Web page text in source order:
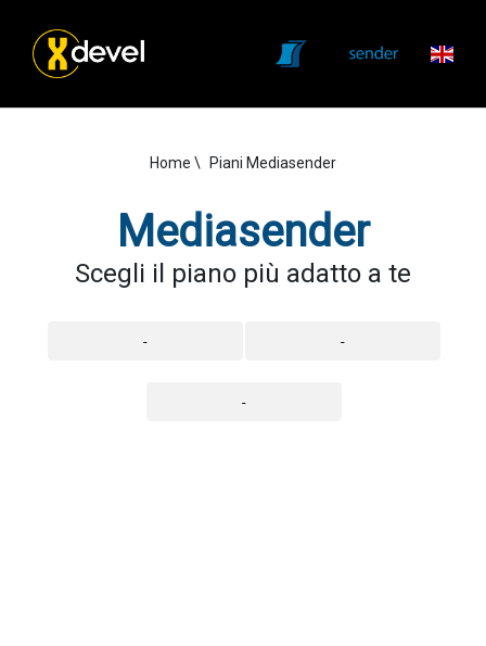
Home Piani Mediasender
Mediasender
Scegli il piano più adatto a te
- -
-